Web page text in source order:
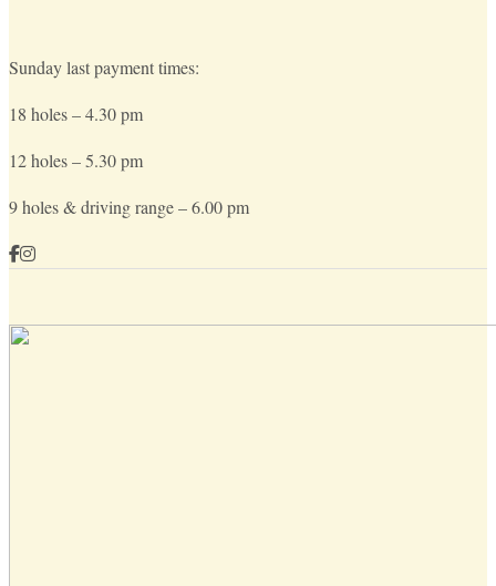
Sunday last payment times:
18 holes – 4.30 pm
12 holes – 5.30 pm
9 holes & driving range – 6.00 pm